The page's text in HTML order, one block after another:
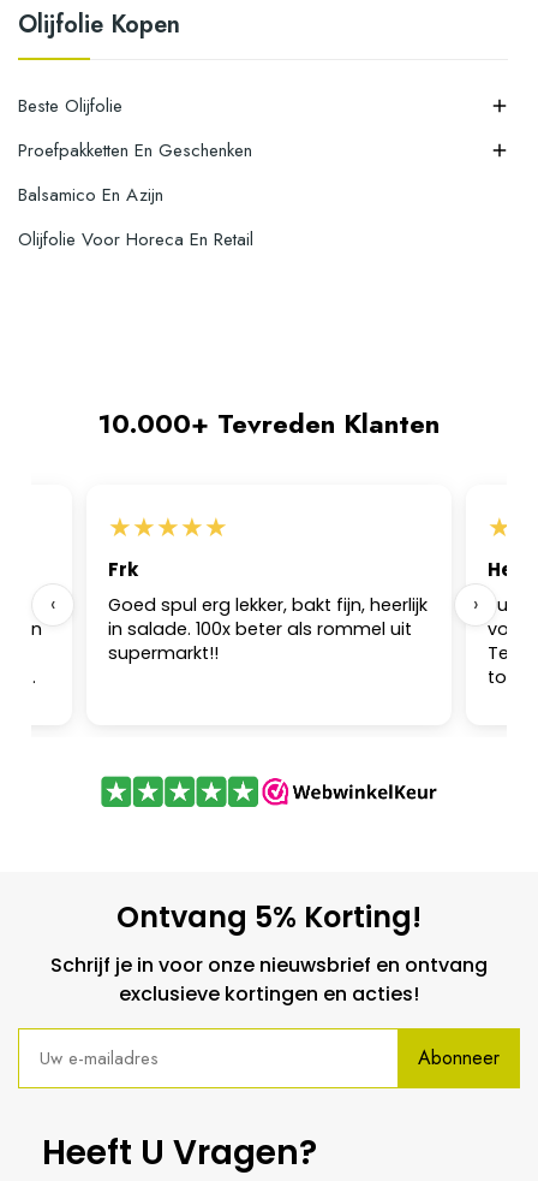
Olijfolie Kopen
Beste Olijfolie 
Proefpakketten En Geschenken 
Balsamico En Azijn
Olijfolie Voor Horeca En Retail
10.000+ Tevreden Klanten
‹
en
om
★★★★★
Frk
Goed spul erg lekker, bakt fijn, heerlijk
in salade. 100x beter als rommel uit
supermarkt!!
★
voor
›
Ontvang 5% Korting!
Schrijf je in voor onze nieuwsbrief en ontvang
exclusieve kortingen en acties!
Abonneer
Heeft U Vragen?